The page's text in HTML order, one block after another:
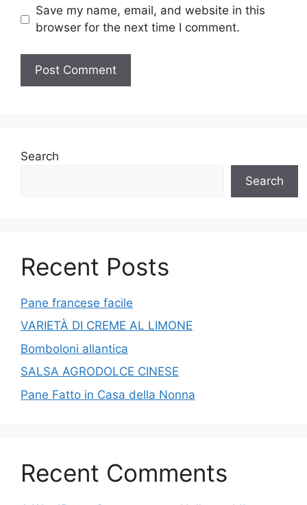
Save my name, email, and website in this
browser for the next time I comment.
Search
Search
Recent Posts
Pane francese facile
VARIETÀ DI CREME AL LIMONE
Bomboloni allantica
SALSA AGRODOLCE CINESE
Pane Fatto in Casa della Nonna
Recent Comments